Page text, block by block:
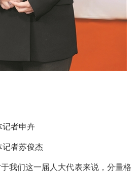
者申卉
者苏俊杰
们这一届人大代表来说，分量格